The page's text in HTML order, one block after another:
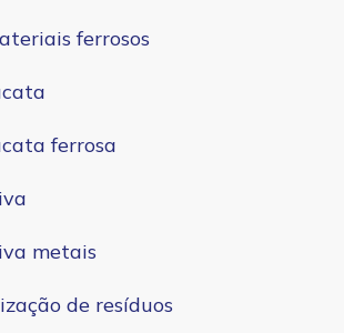
ferrosos
ferrosa
metais
de resíduos